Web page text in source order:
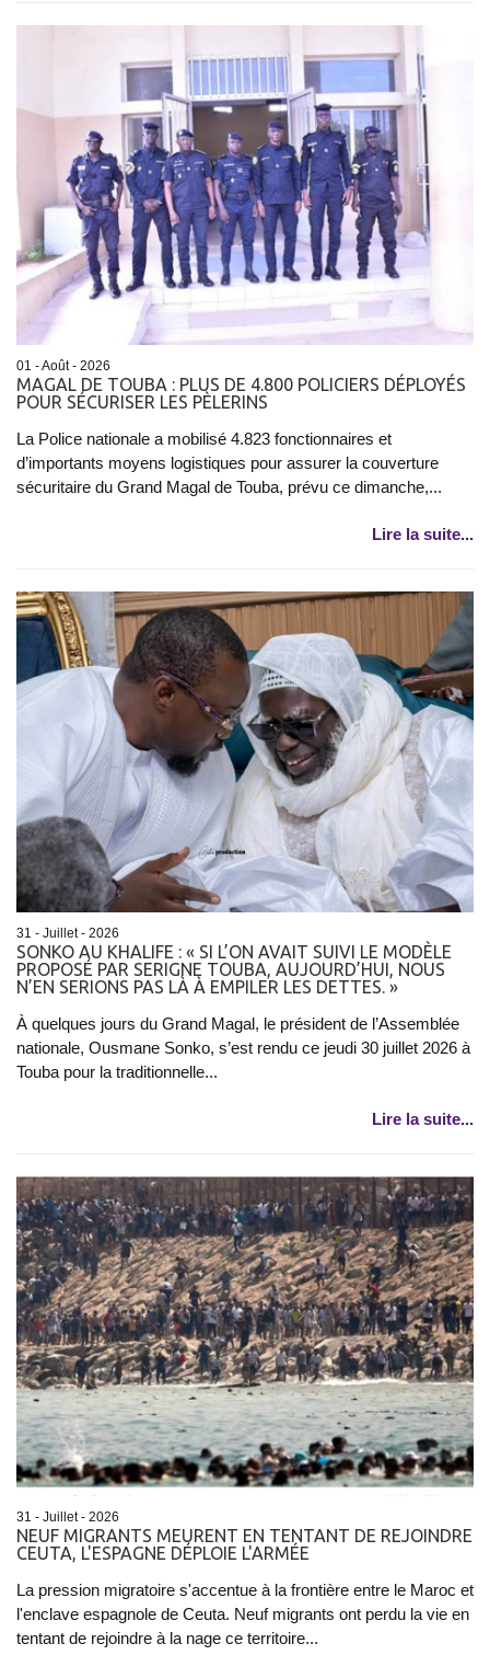
01 - Août - 2026
MAGAL DE TOUBA : PLUS DE 4.800 POLICIERS DÉPLOYÉS
POUR SÉCURISER LES PÈLERINS
La Police nationale a mobilisé 4.823 fonctionnaires et
d’importants moyens logistiques pour assurer la couverture
sécuritaire du Grand Magal de Touba, prévu ce dimanche,...
Lire la suite...
31 - Juillet - 2026
SONKO AU KHALIFE : « SI L’ON AVAIT SUIVI LE MODÈLE
PROPOSÉ PAR SERIGNE TOUBA, AUJOURD’HUI, NOUS
N’EN SERIONS PAS LÀ À EMPILER LES DETTES. »
À quelques jours du Grand Magal, le président de l’Assemblée
nationale, Ousmane Sonko, s’est rendu ce jeudi 30 juillet 2026 à
Touba pour la traditionnelle...
Lire la suite...
31 - Juillet - 2026
NEUF MIGRANTS MEURENT EN TENTANT DE REJOINDRE
CEUTA, L'ESPAGNE DÉPLOIE L'ARMÉE
La pression migratoire s'accentue à la frontière entre le Maroc et
l'enclave espagnole de Ceuta. Neuf migrants ont perdu la vie en
tentant de rejoindre à la nage ce territoire...